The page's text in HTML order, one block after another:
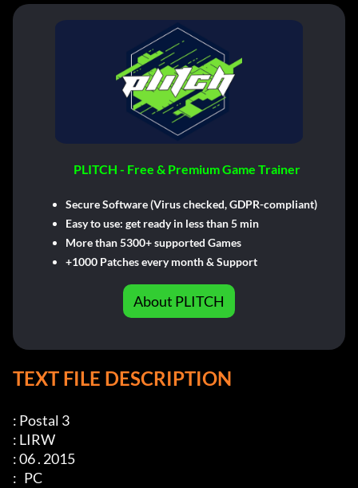
PLITCH - Free & Premium Game Trainer
Secure Software (Virus checked, GDPR-compliant)
Easy to use: get ready in less than 5 min
More than 5300+ supported Games
+1000 Patches every month & Support
About PLITCH
TEXT FILE DESCRIPTION
: Postal 3
: LIRW
: 06 . 2015
:   PC